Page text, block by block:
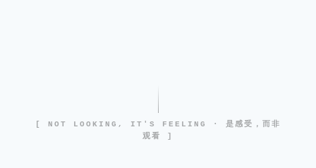
[ NOT LOOKING, IT'S FEELING · 是感受，而非
观看 ]